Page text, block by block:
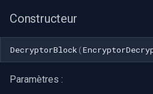
Constructeur
DecryptorBlock (
Paramètres :